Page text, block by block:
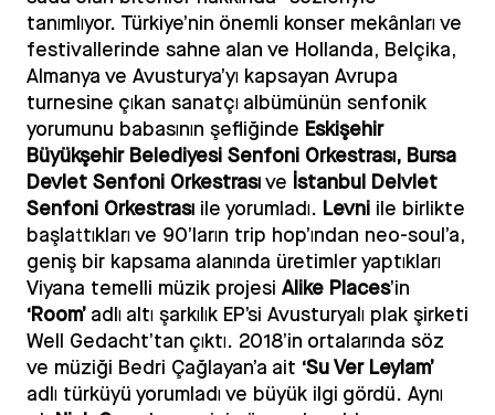
tanımlıyor. Türkiye’nin önemli konser mekânları ve
festivallerinde sahne alan ve Hollanda, Belçika,
Almanya ve Avusturya’yı kapsayan Avrupa
turnesine çıkan sanatçı albümünün senfonik
yorumunu babasının şefliğinde Eskişehir
Büyükşehir Belediyesi Senfoni Orkestrası, Bursa
Devlet Senfoni Orkestrasıve İstanbul Delvlet
Senfoni Orkestrası ile yorumladı. Levni ile birlikte
başlattıkları ve 90’ların trip hop’ından neo-soul’a,
geniş bir kapsama alanında üretimler yaptıkları
Viyana temelli müzik projesi Alike Places’in
‘Room’ adlı altı şarkılık EP’si Avusturyalı plak şirketi
Well Gedacht’tan çıktı. 2018’in ortalarında söz
ve müziği Bedri Çağlayan’a ait ‘Su Ver Leylam’
adlı türküyü yorumladı ve büyük ilgi gördü. Aynı